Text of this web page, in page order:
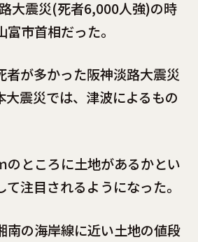
大震災(死者6,000人強)の時
市首相だった。
者が多かった阪神淡路大震災
大震災では、津波によるもの
のところに土地があるかとい
注目されるようになった。
南の海岸線に近い土地の値段